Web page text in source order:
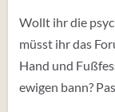
Wollt ihr die
müsst ihr das
Hand und
ewigen bann?